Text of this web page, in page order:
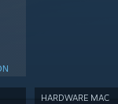
HARDWARE MAC